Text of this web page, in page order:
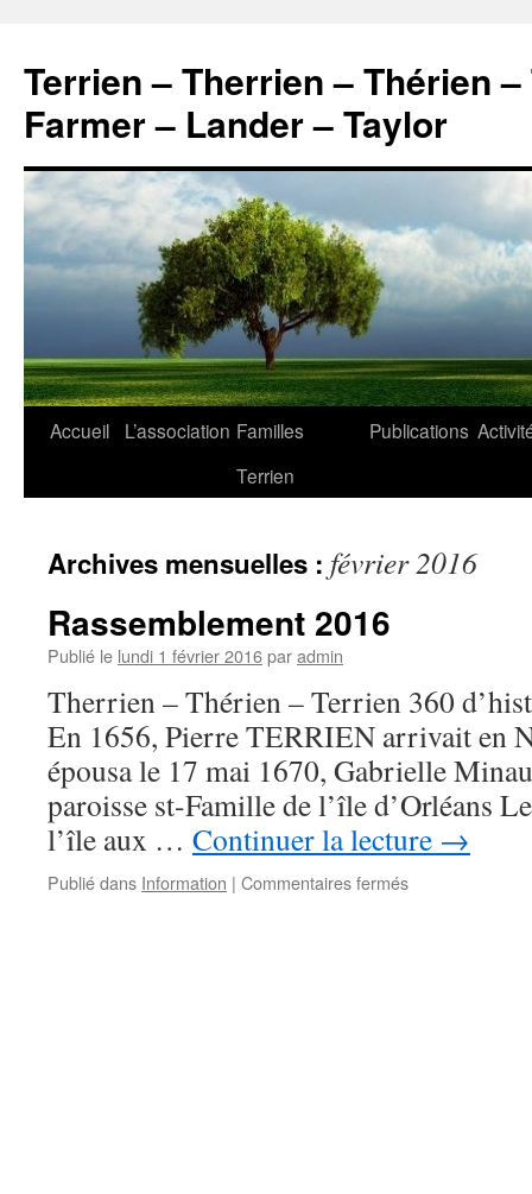
contenu
Terrien – Therrien – Thérien
Farmer – Lander – Taylor
Accueil L’association Familles
Terrien
Publications
Archives mensuelles : février 2016
Rassemblement 2016
Publié le lundi 1 février 2016paradmin
Therrien – Thérien – Terrien 360
En 1656, Pierre TERRIEN arrivait en
épousa le 17 mai 1670, Gabrielle
paroisse st-Famille de l’île d’Orléans
l’île aux … Continuer la lecture →
Publié dans Information | Commentaires ferméssur